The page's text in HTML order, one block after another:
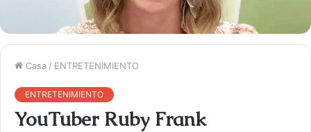
Casa / ENTRETENIMIENTO
ENTRETENIMIENTO
YouTuber Ruby Frank